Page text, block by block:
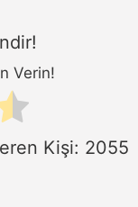
Verin!
Kişi: 2055